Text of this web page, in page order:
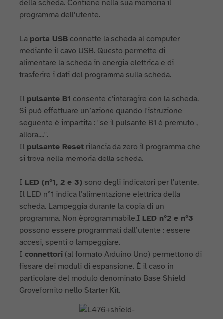
della scheda. Contiene nella sua memoria il
programma dell’utente.
La porta USB connette la scheda al computer
mediante il cavo USB. Questo permette di
alimentare la scheda in energia elettrica e di
trasferire i dati del programma sulla scheda.
Il pulsante B1 consente d'interagire con la scheda.
Si può effettuare un’azione quando l'istruzione
seguente è impartita : "se il pulsante B1 è premuto ,
allora....".
Il pulsante Reset rilancia da zero il programma che
si trova nella memoria della scheda.
I LED (n°1, 2 e 3) sono degli indicatori per l'utente.
Il LED n°1 indica l'alimentazione elettrica della
scheda. Lampeggia durante la copia di un
programma. Non èprogrammabile.I LED n°2 e n°3
possono essere programmati dall’utente : essere
accesi, spenti o lampeggiare.
Iconnettori (al formato Arduino Uno) permettono di
fissare dei moduli di espansione. È il caso in
particolare del modulo denominato Base Shield
Grovefornito nello Starter Kit.